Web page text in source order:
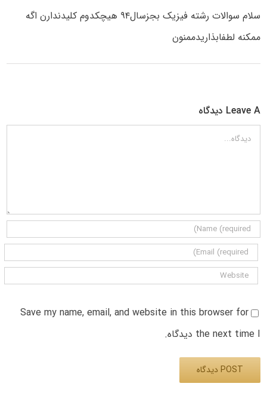
سلام سوالات رشته فیزیک بجزسال۹۴ هیچکدوم کلیدندارن اگه
ممکنه لطفابذاریدممنون
Leave A دیدگاه
دیدگاه
Save my name, email, and website in this browser for
the next time I دیدگاه.